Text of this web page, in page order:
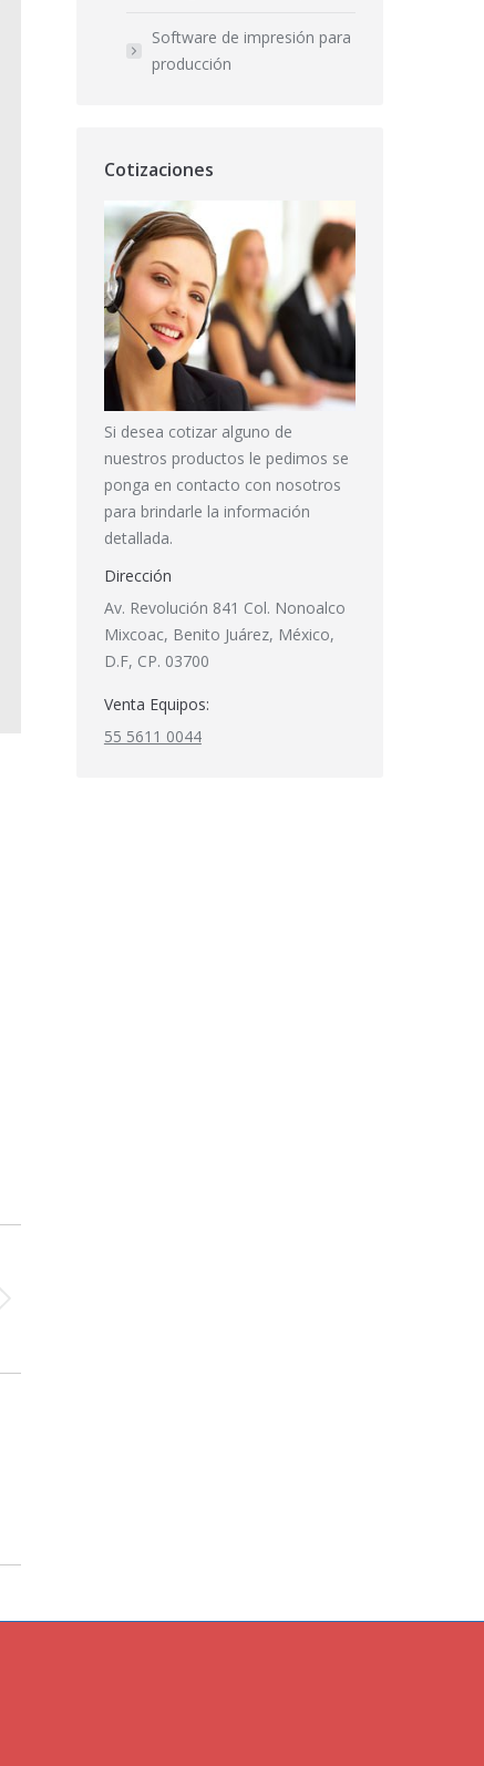
Software de impresión para
producción
Cotizaciones
Si desea cotizar alguno de
nuestros productos le pedimos se
ponga en contacto con nosotros
para brindarle la información
detallada.
Dirección
Av. Revolución 841 Col. Nonoalco
Mixcoac, Benito Juárez, México,
D.F, CP. 03700
Venta Equipos:
55 5611 0044